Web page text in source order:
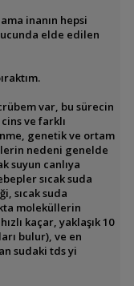
inanın hepsi
elde edilen
var, bu sürecin
ve farklı
genetik ve ortam
nedeni genelde
suyun canlıya
sıcak suda
sıcak suda
moleküllerin
kaçar, yaklaşık 10
bulur), ve en
sudaki tds yi